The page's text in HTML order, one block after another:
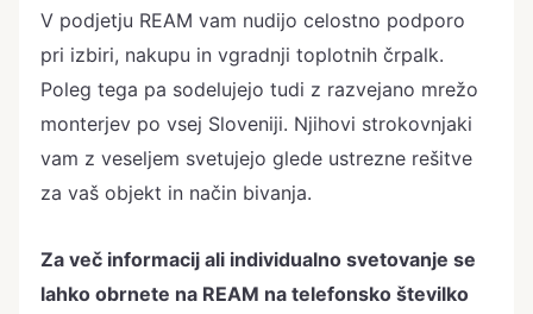
V podjetju REAM vam nudijo celostno podporo
pri izbiri, nakupu in vgradnji toplotnih črpalk.
Poleg tega pa sodelujejo tudi z razvejano mrežo
monterjev po vsej Sloveniji. Njihovi strokovnjaki
vam z veseljem svetujejo glede ustrezne rešitve
za vaš objekt in način bivanja.
Za več informacij ali individualno svetovanje se
lahko obrnete na REAM na telefonsko številko